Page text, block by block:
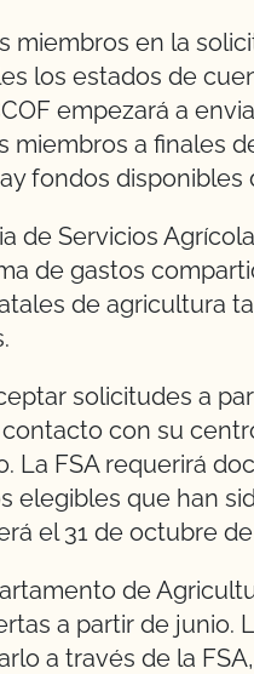
miembros en la
los estados de
empezará a
miembros a finales
fondos
de Servicios
de gastos
de agricultura
solicitudes a
con su
La FSA requerirá
elegibles que han
el 31 de octubre de
de
a partir de junio.
a través de la